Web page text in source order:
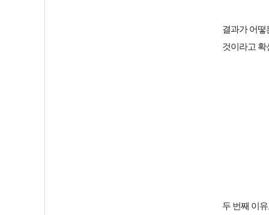
결과가 어떻
것이라고 확
두 번째 이